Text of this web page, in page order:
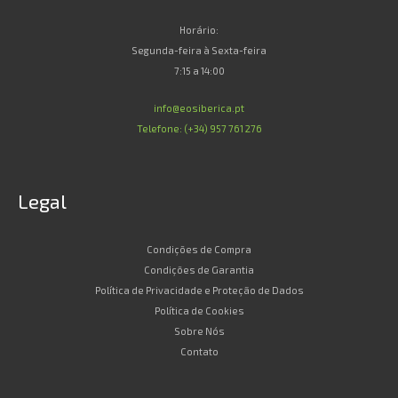
Horário:
Segunda-feira à Sexta-feira
7:15 a 14:00
info@eosiberica.pt
Telefone: (+34) 957 761 276
Legal
Condições de Compra
Condições de Garantia
Política de Privacidade e Proteção de Dados
Política de Cookies
Sobre Nós
Contato